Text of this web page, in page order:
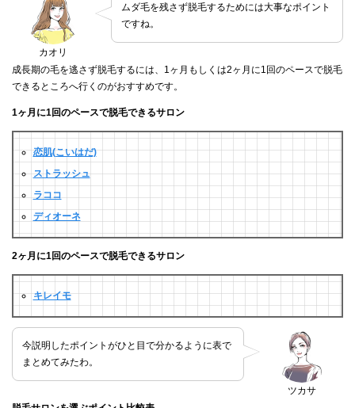
カオリ
ムダ毛を残さず脱毛するためには大事なポイント
ですね。
成長期の毛を逃さず脱毛するには、1ヶ月もしくは2ヶ月に1回のペースで脱毛
できるところへ行くのがおすすめです。
1ヶ月に1回のペースで脱毛できるサロン
恋肌(こいはだ)
ストラッシュ
ラココ
ディオーネ
2ヶ月に1回のペースで脱毛できるサロン
キレイモ
ツカサ
今説明したポイントがひと目で分かるように表で
まとめてみたわ。